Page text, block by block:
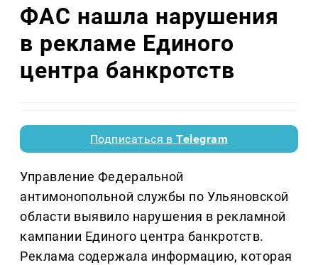
ФАС нашла нарушения
в рекламе Единого
центра банкротств
Подписаться вTelegram
Управление Федеральной
антимонопольной службы по Ульяновской
области выявило нарушения в рекламной
кампании Единого центра банкротств.
Реклама содержала информацию, которая